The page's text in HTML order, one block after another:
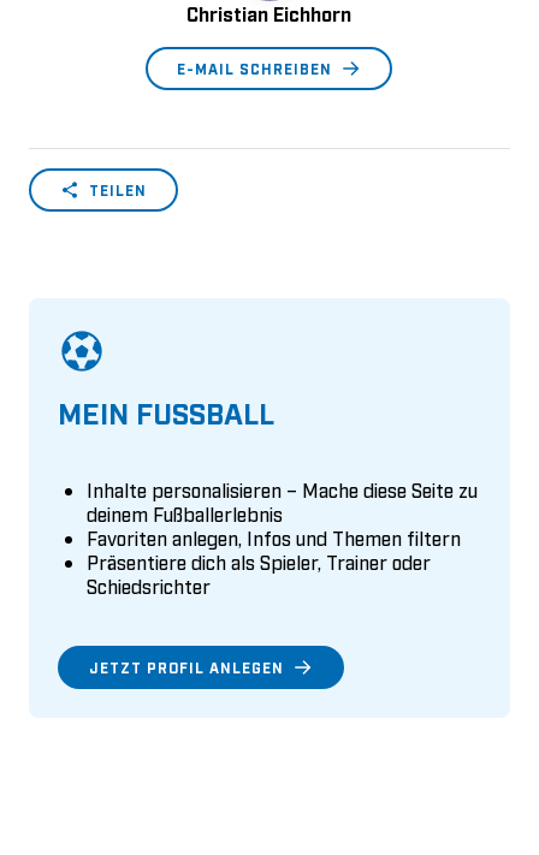
Christian Eichhorn
E-MAIL SCHREIBEN
TEILEN
MEIN FUSSBALL
JETZT PROFIL ANLEGEN
Inhalte personalisieren – Mache diese Seite zu
deinem Fußballerlebnis
Favoriten anlegen, Infos und Themen filtern
Präsentiere dich als Spieler, Trainer oder
Schiedsrichter